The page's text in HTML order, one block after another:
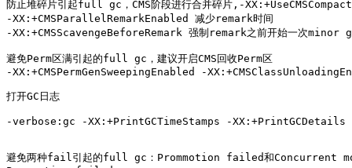
防止堆碎片引起full gc，CMS阶段进行合并碎片,-
-XX:+CMSParallelRemarkEnabled 减少remark时间
-XX:+CMSScavengeBeforeRemark 强制remark之前开始一次minor
避免Perm区满引起的full gc，建议开启CMS回收Perm区
-XX:+CMSPermGenSweepingEnabled -
打开GC日志
-verbose:gc -XX:+PrintGCTimeStamps -
避免两种fail引起的full gc：Prommotion failed和Concurrent